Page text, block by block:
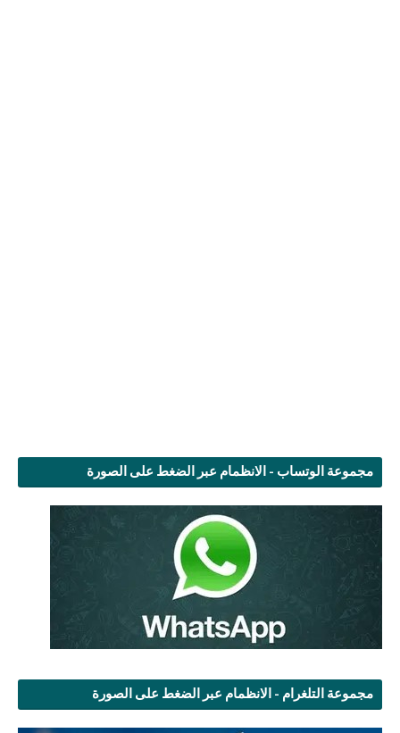
مجموعة الوتساب - الانظمام عبر الضغط على الصورة
مجموعة التلغرام - الانظمام عبر الضغط على الصورة